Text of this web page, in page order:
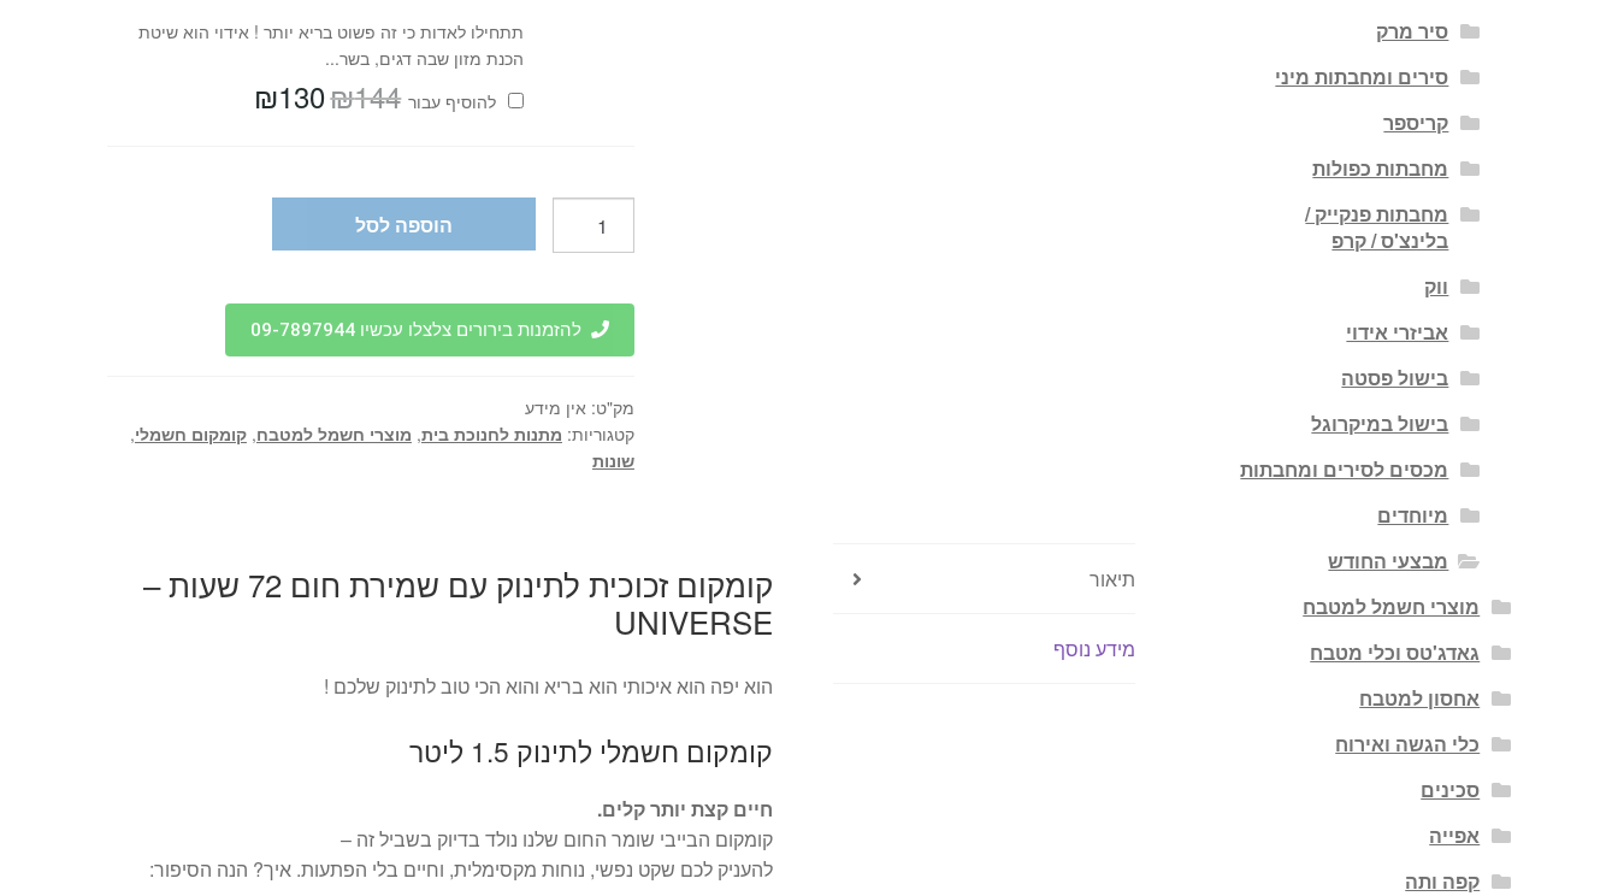
תתחילו לאדות כי זה פשוט בריא יותר ! אידוי הוא שיטת
הכנת מזון שבה דגים, בשר...
להוסיף⁦⁩ עבור
₪144 המחיר
המקורי₪130
זכוכית
לתינוק
עם
חום
72
הוספה לסל
להזמנות בירורים צלצלו עכשיו 09-7897944
מק"ט:אין מידע
קטגוריות: מתנות לחנוכת בית, מוצרי חשמל למטבח,קומקום חשמלי,
שונות
תיאור
מידע נוסף
קומקום זכוכית לתינוק עם שמירת חום 72 שעות –
UNIVERSE
הוא יפה הוא איכותי הוא בריא והוא הכי טוב לתינוק שלכם !
קומקום חשמלי לתינוק 1.5 ליטר
חיים קצת יותר קלים.
קומקום הבייבי שומר החום שלנו נולד בדיוק בשביל זה –
להעניק לכם שקט נפשי, נוחות מקסימלית, וחיים בלי הפתעות. איך? הנה הסיפור:
סיר מרק
סירים ומחבתות מיני
קריספר
מחבתות כפולות
מחבתות פנקייק /
בלינצ'ס / קרפ
ווק
אביזרי אידוי
בישול פסטה
בישול במיקרוגל
מכסים לסירים ומחבתות
מיוחדים
מבצעי החודש
מוצרי חשמל למטבח
גאדג'טס וכלי מטבח
אחסון למטבח
כלי הגשה ואירוח
סכינים
אפייה
קפה ותה